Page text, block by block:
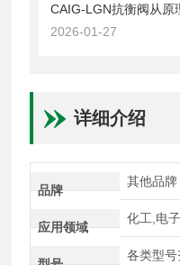
CAIG-LGN抗衡阀从原
2026-01-27
详细介绍
品牌
其他品牌
应用领域
化工,电
各类型号